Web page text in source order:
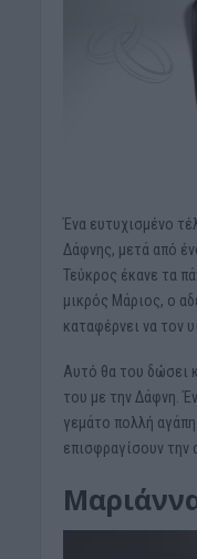
Ένα ευτυχισμένο
Δάφνης, μετά από
Τεύκρος έκανε τα
μικρός Μάριος, ο
καταφέρνει να τον
Αυτό θα του δώσει
του με την Δάφνη.
γεμάτο πολλή
επισφραγίσουν την